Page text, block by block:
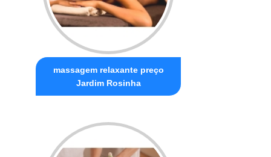
massagem relaxante preço
Jardim Rosinha